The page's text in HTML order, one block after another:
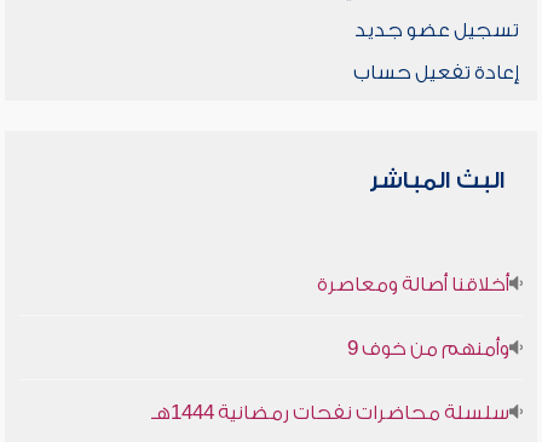
تسجيل عضو جديد
إعادة تفعيل حساب
البث المباشر
أخلاقنا أصالة ومعاصرة
وأمنهم من خوف 9
سلسلة محاضرات نفحات رمضانية 1444هـ